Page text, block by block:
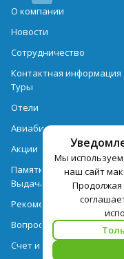
Мы
наш сайт
Продолжая
О компании
Новости
Сотрудничество
Контактная информация
Туры
Отели
Авиабилеты
Акции
Памятка для туристов
Выдача документов
Рекомендации
Вопрос-ответ
Счет и оплата